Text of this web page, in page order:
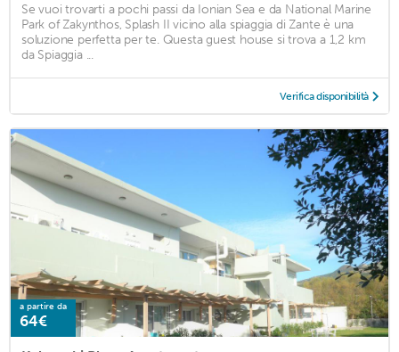
Se vuoi trovarti a pochi passi da Ionian Sea e da National Marine
Park of Zakynthos, Splash II vicino alla spiaggia di Zante è una
soluzione perfetta per te. Questa guest house si trova a 1,2 km
da Spiaggia ...
Verifica disponibilità
a partire da
64€